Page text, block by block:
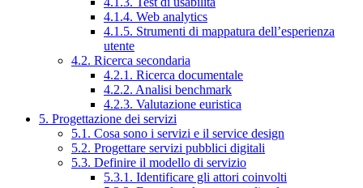
4.1.4. Web analytics
4.1.5. Strumenti di mappatura dell’esperienza
utente
4.2. Ricerca secondaria
4.2.1. Ricerca documentale
4.2.2. Analisi benchmark
4.2.3. Valutazione euristica
5. Progettazione dei servizi
5.1. Cosa sono i servizi e il service design
5.2. Progettare servizi pubblici digitali
5.3. Definire il modello di servizio
5.3.1. Identificare gli attori coinvolti